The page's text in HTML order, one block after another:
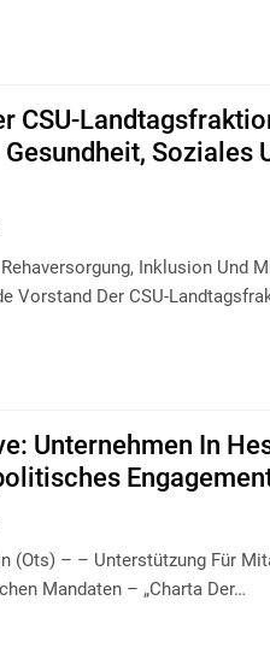
CSU-
Soziales
Inklusion Und
Vorstand Der CSU-
Unternehmen In
(ots) – – Unterstützung Für
Mandaten – „Charta Der…